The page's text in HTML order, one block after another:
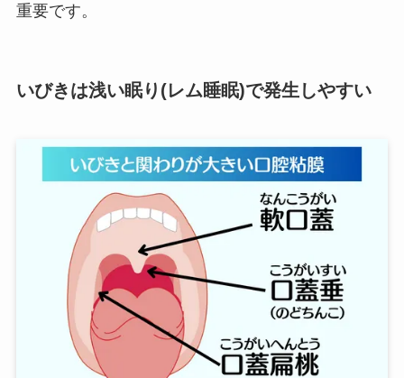
重要です。
いびきは浅い眠り(レム睡眠)で発生しやすい